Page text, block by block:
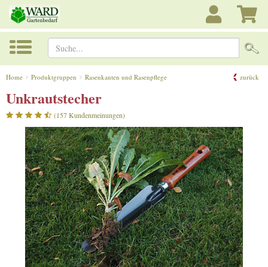
Suche...
Home Produktgruppen Rasenkanten und Rasenpflege zurück
Unkrautstecher
(157 Kundenmeinungen)